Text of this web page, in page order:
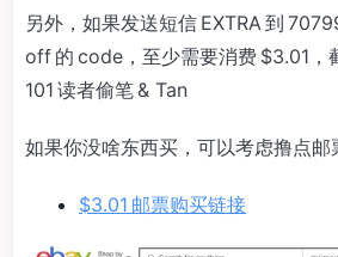
另外，如果发送短信 EXTRA 到
off 的 code，至少需要消费 $3.01，
101 读者偷笔 & Tan
如果你没啥东西买，可以考虑撸点邮
$3.01 邮票购买链接